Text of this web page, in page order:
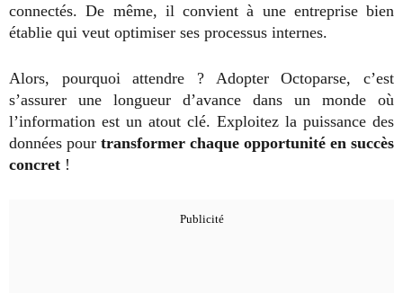
connectés. De même, il convient à une entreprise bien
établie qui veut optimiser ses processus internes.
Alors, pourquoi attendre ? Adopter Octoparse, c’est
s’assurer une longueur d’avance dans un monde où
l’information est un atout clé. Exploitez la puissance des
données pour transformer chaque opportunité en succès
concret !